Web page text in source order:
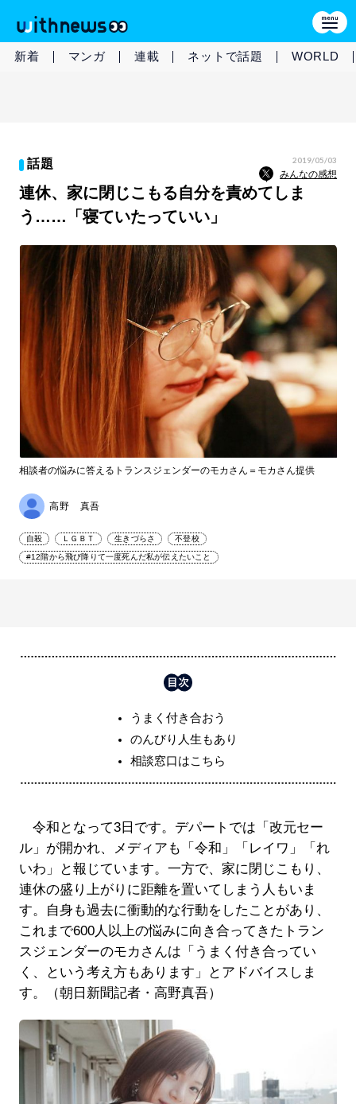
新着 マンガ 連載 ネットで話題 WORLD
話題 2019/05/03
みんなの感想
連休、家に閉じこもる自分を責めてしま
う……「寝ていたっていい」
相談者の悩みに答えるトランスジェンダーのモカさん＝モカさん提供
高野 真吾
自殺 ＬＧＢＴ 生きづらさ 不登校
#12階から飛び降りて一度死んだ私が伝えたいこと
うまく付き合おう
のんびり人生もあり
相談窓口はこちら
令和となって3日です。デパートでは「改元セー
ル」が開かれ、メディアも「令和」「レイワ」「れ
いわ」と報じています。一方で、家に閉じこもり、
連休の盛り上がりに距離を置いてしまう人もいま
す。自身も過去に衝動的な行動をしたことがあり、
これまで600人以上の悩みに向き合ってきたトラン
スジェンダーのモカさんは「うまく付き合ってい
く、という考え方もあります」とアドバイスしま
す。（朝日新聞記者・高野真吾）